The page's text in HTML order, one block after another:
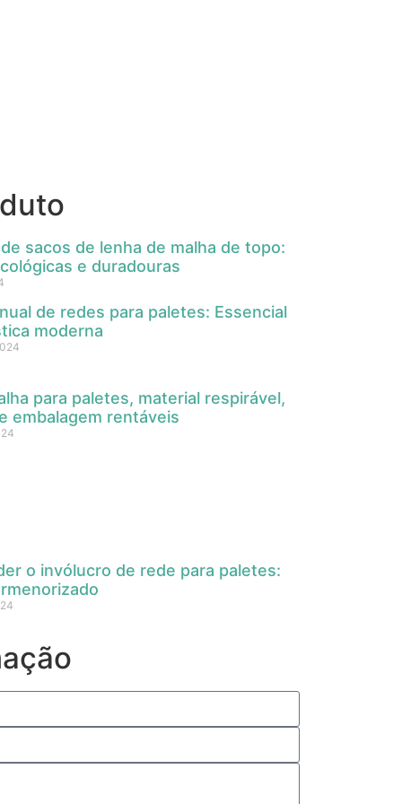
sacos de lenha de malha de topo:
e duradouras
de redes para paletes: Essencial
moderna
para paletes, material respirável,
embalagem rentáveis
o invólucro de rede para paletes: